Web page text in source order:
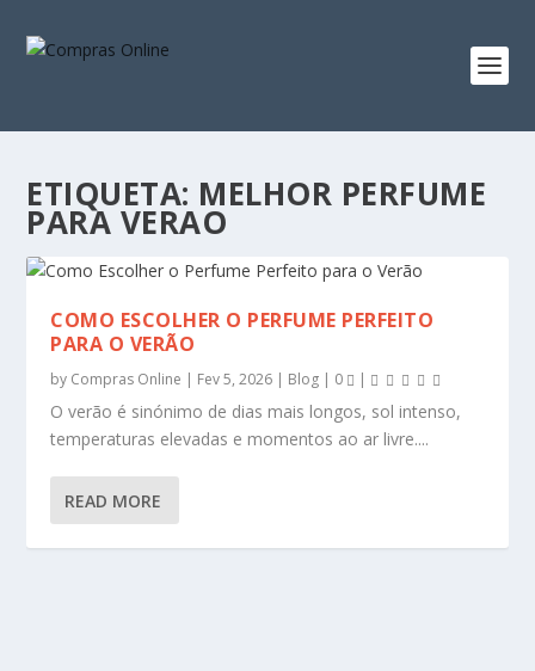
ETIQUETA: MELHOR PERFUME
PARA VERAO
COMO ESCOLHER O PERFUME PERFEITO
PARA O VERÃO
by Compras Online | Fev 5, 2026 | Blog | 0 |
O verão é sinónimo de dias mais longos, sol intenso,
temperaturas elevadas e momentos ao ar livre....
READ MORE